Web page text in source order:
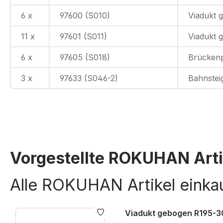
6 x 97600 (S010) Viadukt
11 x 97601 (S011) Viadukt
6 x 97605 (S018)
3 x 97633 (S046-2)
Vorgestellte ROKUHAN
Alle ROKUHAN Artikel
Viadukt gebogen R195-